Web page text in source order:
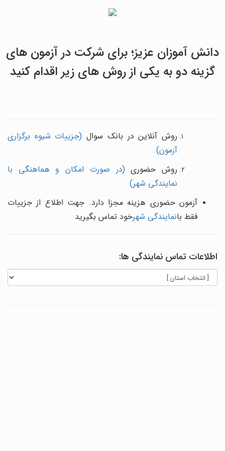
دانش آموزان عزیز؛ برای شرکت در آزمون های
گزینه دو به یکی از روش های زیر اقدام کنید
روش آنلاین در بانک سوال (جزییات شیوه برگزاری
آزمون)
روش حضوری(در صورت امکان و هماهنگی با
نمایندگی شهر)
آزمون حضوری هزینه مجزا دارد. جهت اطلاع از جزییات
فقط بانمایندگی شهرخود تماس بگیرید
اطلاعات تماس نمایندگی ها: